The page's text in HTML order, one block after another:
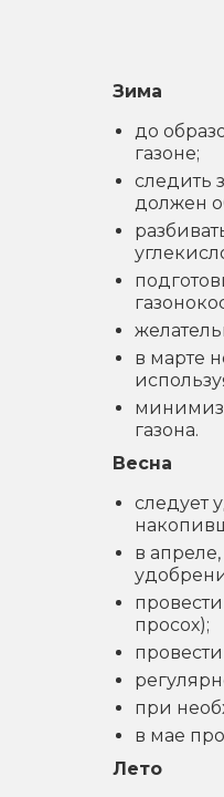
Зима
до
газоне;
следить
должен
в марте
газона.
Весна
следует
в
просох);
при
в мае
Лето